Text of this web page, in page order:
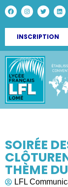
INSCRIPTION
SOIRÉE
THÈME
LFL